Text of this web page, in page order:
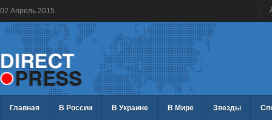
02 Апрель 2015
Главная В России В Украине В Мире Звезды